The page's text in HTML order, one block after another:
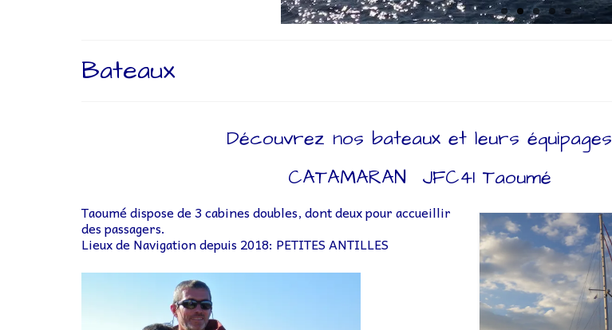
Bateaux
Découvrez nos bateaux et leurs équipages
CATAMARAN JFC41 Taoumé
Taoumé dispose de 3 cabines doubles, dont deux pouraccueillir
des passagers.
Lieux de Navigation depuis 2018: PETITES ANTILLES